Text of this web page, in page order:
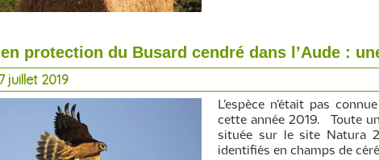
protection du Busard cendré dans l’Aude :
juillet 2019
L’espèce n’était pas
cette année 2019. Toute
située sur le site Natura
identifiés en champs de